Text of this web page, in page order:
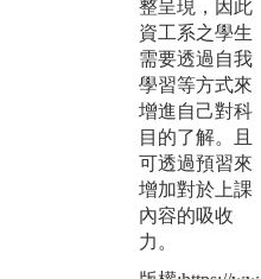
整呈現，因此
資工系之學生
需要透過自我
學習等方式來
增進自己對科
目的了解。且
可透過預習來
增加對於上課
內容的吸收
力。